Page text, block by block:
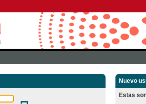
Nuevo
Estas